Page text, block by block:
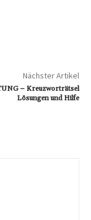
Nächster Artikel
– Kreuzworträtsel
Lösungen und Hilfe